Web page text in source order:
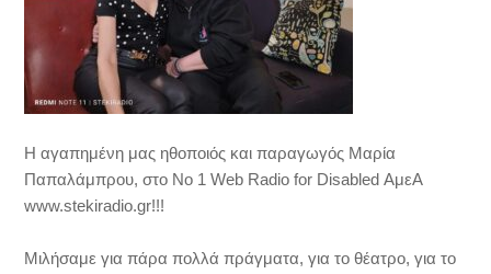
Η αγαπημένη μας ηθοποιός και παραγωγός Μαρία
Παπαλάμπρου, στο No 1 Web Radio for Disabled ΑμεΑ
www.stekiradio.gr!!!
Μιλήσαμε για πάρα πολλά πράγματα, για το θέατρο, για το